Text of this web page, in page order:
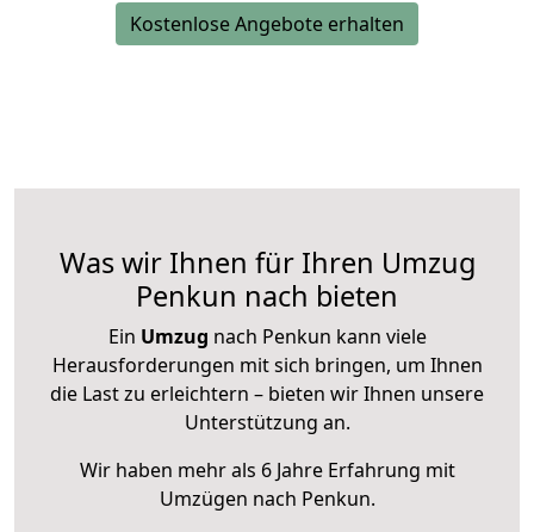
Kostenlose Angebote erhalten
Was wir Ihnen für Ihren Umzug
Penkun nach bieten
Ein Umzug nach Penkun kann viele
Herausforderungen mit sich bringen, um Ihnen
die Last zu erleichtern – bieten wir Ihnen unsere
Unterstützung an.
Wir haben mehr als 6 Jahre Erfahrung mit
Umzügen nach Penkun.